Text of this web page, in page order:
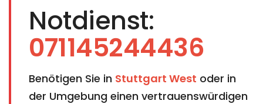
Notdienst:
071145244436
Benötigen Sie in Stuttgart West oder in
der Umgebung einen vertrauenswürdigen